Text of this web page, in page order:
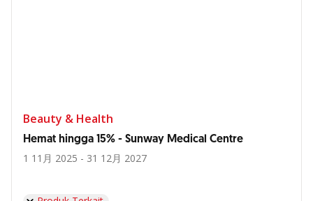
Beauty & Health
Hemat hingga 15% - Sunway Medical Centre
1 11月 2025 - 31 12月 2027